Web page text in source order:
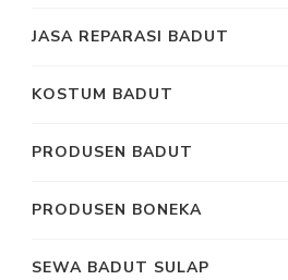
JASA REPARASI BADUT
KOSTUM BADUT
PRODUSEN BADUT
PRODUSEN BONEKA
SEWA BADUT SULAP